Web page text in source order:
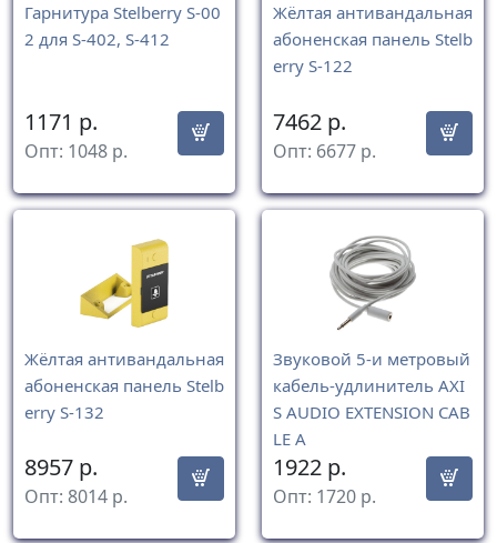
Гарнитура Stelberry S-00
2 для S-402, S-412
1171 р.
Опт: 1048 р.
Жёлтая антивандальная
абоненская панель Stelb
erry S-122
7462 р.
Опт: 6677 р.
Жёлтая антивандальная
абоненская панель Stelb
erry S-132
8957 р.
Опт: 8014 р.
Звуковой 5-и метровый
кабель-удлинитель AXI
S AUDIO EXTENSION CAB
LE A
1922 р.
Опт: 1720 р.